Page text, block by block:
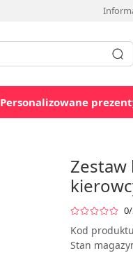
Personalizowane
Zestaw
Kod
Stan